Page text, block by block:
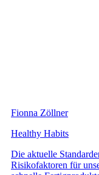
Fionna Zöllner
Healthy Habits
Die aktuelle
Risikofaktoren für